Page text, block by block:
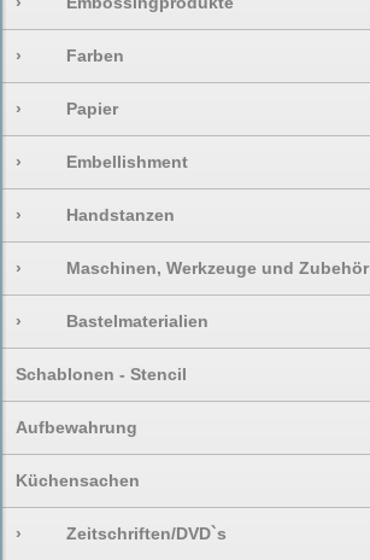
› Farben
› Papier
› Embellishment
› Handstanzen
› Maschinen, Werkzeuge und Zubehör
› Bastelmaterialien
Schablonen - Stencil
Aufbewahrung
Küchensachen
› Zeitschriften/DVD`s